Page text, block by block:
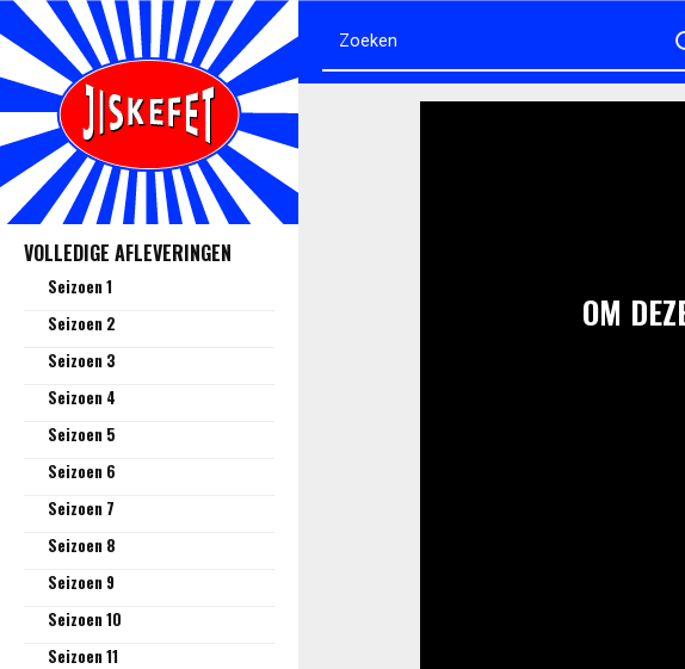
VOLLEDIGE AFLEVERINGEN
Seizoen 1
Seizoen 2
Seizoen 3
Seizoen 4
Seizoen 5
Seizoen 6
Seizoen 7
Seizoen 8
Seizoen 9
Seizoen 10
Seizoen 11
OM